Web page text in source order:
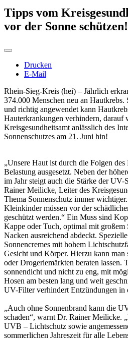
Tipps vom
vor der Sonne schützen!
Drucken
E-Mail
Rhein-Sieg-Kreis (hei) – Jährlich
374.000 Menschen neu an Hautkrebs.
und richtig angewendet kann
Hauterkrankungen verhindern, darauf
Kreisgesundheitsamt anlässlich des
Sonnenschutzes am 21. Juni hin!
„Unsere Haut ist durch die Folgen
Belastung ausgesetzt. Neben der
im Jahr steigt auch die Stärke der UV-
Rainer Meilicke, Leiter des
Thema Sonnenschutz immer
Kleinkinder müssen vor der
geschützt werden.“ Ein Muss sind
Kappe oder Tuch, optimal mit großem
Nacken ausreichend abdeckt.
Sonnencremes mit hohem
Gesicht und Körper. Hierzu kann
oder Drogeriemärkten beraten lassen.
sonnendicht und nicht zu eng, mit
Hosen am besten lang und weit
UV-Filter verhindert Entzündungen in
„Auch ohne Sonnenbrand kann die
schaden“, warnt Dr. Rainer Meilicke.
UVB – Lichtschutz sowie
sommerlichen Jahreszeit für alle